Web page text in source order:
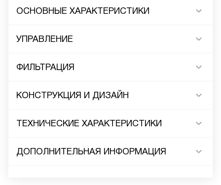
ОСНОВНЫЕ ХАРАКТЕРИСТИКИ
УПРАВЛЕНИЕ
ФИЛЬТРАЦИЯ
КОНСТРУКЦИЯ И ДИЗАЙН
ТЕХНИЧЕСКИЕ ХАРАКТЕРИСТИКИ
ДОПОЛНИТЕЛЬНАЯ ИНФОРМАЦИЯ